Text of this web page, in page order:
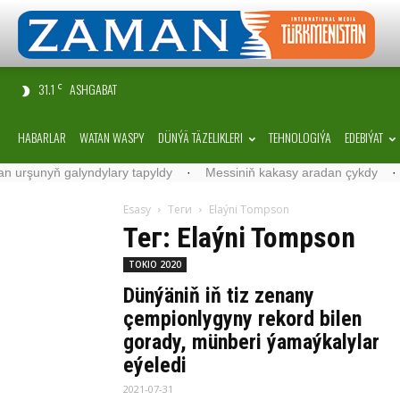
31.1 C ASHGABAT
HABARLAR WATAN WASPY DÜNÝÄ TÄZELIKLERI TEHNOLOGIÝA EDEBIÝAT
galyndylary tapyldy · Messiniň kakasy aradan çykdy ·
Esasy Теги Elaýni Tompson
Тег: Elaýni Tompson
TOKIO 2020
Dünýäniň iň tiz zenany
çempionlygyny rekord bilen
gorady, münberi ýamaýkalylar
eýeledi
2021-07-31